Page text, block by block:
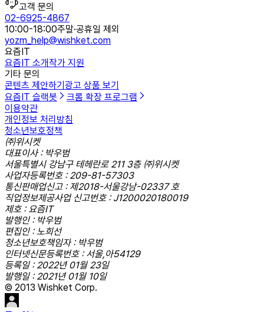
고객 문의
02-6925-4867
10:00-18:00주말·공휴일 제외
yozm_help@wishket.com
요즘IT
요즘IT 소개작가 지원
기타 문의
콘텐츠 제안하기 광고 상품 보기
요즘IT 슬랙봇
크롬 확장 프로그램
이용약관
개인정보 처리방침
청소년보호정책
㈜위시켓
대표이사 : 박우범
서울특별시 강남구 테헤란로 211 3층 ㈜위시켓
사업자등록번호 : 209-81-57303
통신판매업신고 : 제2018-서울강남-02337 호
직업정보제공사업 신고번호 : J1200020180019
제호 : 요즘IT
발행인 : 박우범
편집인 : 노희선
청소년보호책임자 : 박우범
인터넷신문등록번호 : 서울,아54129
등록일 : 2022년 01월 23일
발행일 : 2021년 01월 10일
© 2013 Wishket Corp.